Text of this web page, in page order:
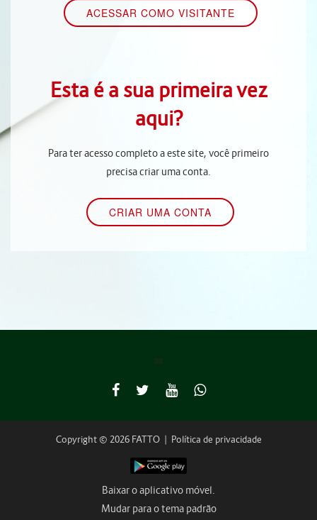
Esta é a sua primeira vez
aqui?
Para ter acesso completo a este site, você primeiro
precisa criar uma conta.
Copyright © 2026 FATTO | Política de privacidade
Baixar o aplicativo móvel.
Mudar para o tema padrão